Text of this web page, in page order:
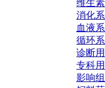
维生
消化
血液
循环
诊断
专科
影响